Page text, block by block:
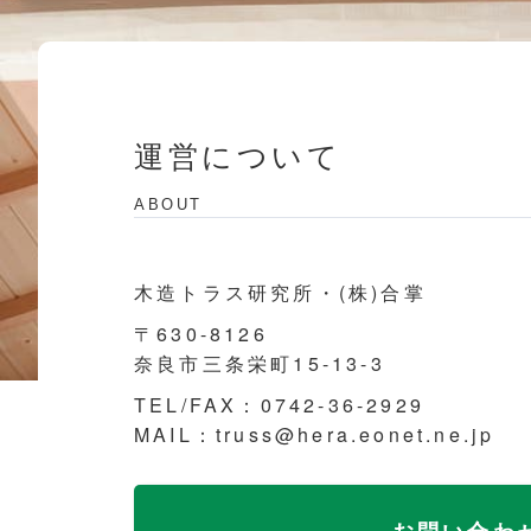
運営について
ABOUT
木造トラス研究所・(株)合掌
〒630-8126
奈良市三条栄町15-13-3
TEL/FAX：0742-36-2929
MAIL：truss@hera.eonet.ne.jp